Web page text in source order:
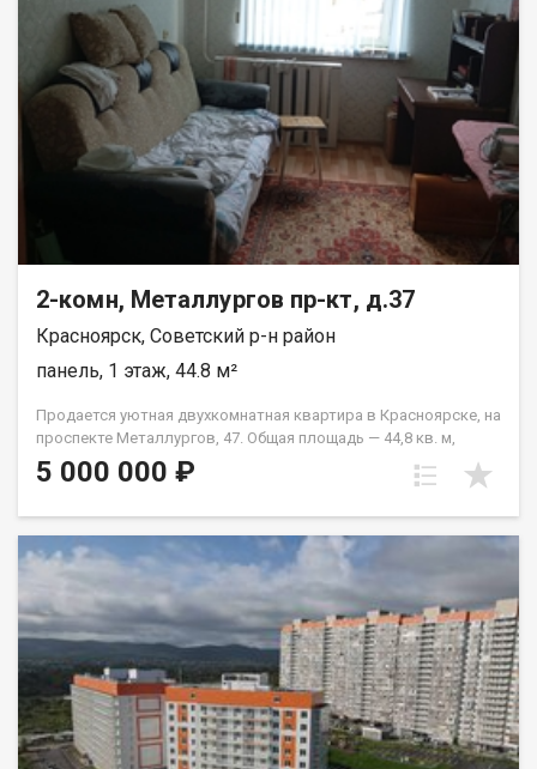
2-комн, Металлургов пр-кт, д.37
Красноярск, Советский р-н район
панель, 1 этаж, 44.8 м²
Продается уютная двухкомнатная квартира в Красноярске, на
проспекте Металлургов, 47. Общая площадь — 44,8 кв. м,
жилая площадь — 28 кв. м, кухня — 6 кв. м. Квартира
расположена на первом этаже пятиэтажного панельного
вам тишину и спокойствие. Квартира в аккуратном жилом
состоянии, что дает вам возможность создать интерьер по
своему вкусу и воплотить любые дизайнерские идеи.
Совмещенный санузел, который можно оборудовать по
своему усмотрению. В шаговой доступности находятся все
необходимые объекты инфраструктуры: школы, детские
сады, клиники и магазины. Это идеальное местоположение
для семей с детьми и всех, кто ценит удобство и доступность
городских благ. Рассмотрим все виды расчёта. Возможно
использование мат капитала и жилищного сертификата.
5 000 000 ₽